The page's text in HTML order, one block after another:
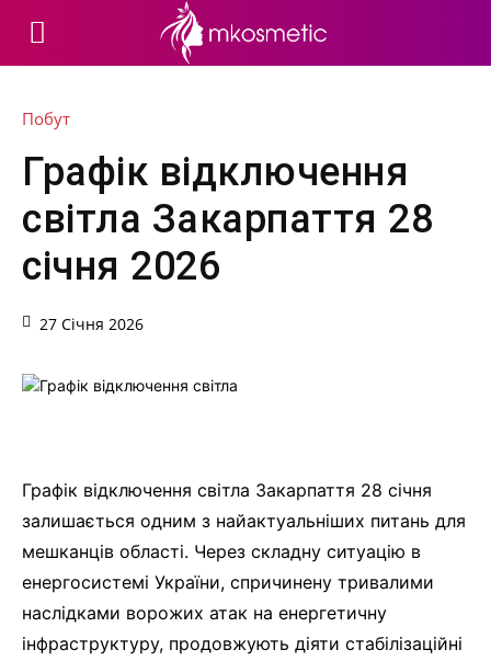
Побут
Графік відключення
світла Закарпаття 28
січня 2026
27 Січня 2026
Графік відключення світла Закарпаття 28 січня
залишається одним з найактуальніших питань для
мешканців області. Через складну ситуацію в
енергосистемі України, спричинену тривалими
наслідками ворожих атак на енергетичну
інфраструктуру, продовжують діяти стабілізаційні